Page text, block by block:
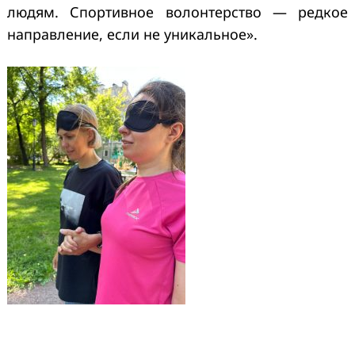
людям. Спортивное волонтерство — редкое
направление, если не уникальное».